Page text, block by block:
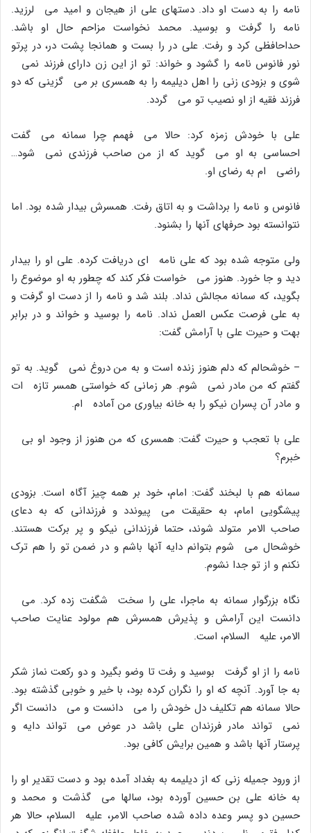
نامه را به دست او داد. دستهاى على از هیجان و امید مى لرزید.
نامه را گرفت و بوسید. محمد نخواست مزاحم حال او باشد.
حداحافظى کرد و رفت. على در را بست و همانجا پشت در، در پرتو
نور فانوس نامه را گشود و خواند: تو از این زن داراى فرزند نمى
شوى و بزودى زنى را اهل دیلیمه را به همسرى بر مى گزینى که دو
فرزند فقیه از او نصیب تو مى گردد.
على با خودش زمزه کرد: حالا مى فهمم چرا سمانه مى گفت
احساسى به او مى گوید که از من صاحب فرزندى نمى شود…
راضى ام به رضاى او.
فانوس و نامه را برداشت و به اتاق رفت. همسرش بیدار شده بود. اما
نتوانسته بود حرفهاى آنها را بشنود.
ولى متوجه شده بود که على نامه اى دریافت کرده. على او را بیدار
دید و جا خورد. هنوز مى خواست فکر کند که چطور به او موضوع را
بگوید، که سمانه مجالش نداد. بلند شد و نامه را از دست او گرفت و
به على فرصت عکس العمل نداد. نامه را بوسید و خواند و در برابر
بهت و حیرت على با آرامش گفت:
– خوشحالم که دلم هنوز زنده است و به من دروغ نمى گوید. به تو
گفتم که من مادر نمى شوم. هر زمانى که خواستى همسر تازه ات
و مادر آن پسران نیکو را به خانه بیاورى من آماده ام.
على با تعجب و حیرت گفت: همسرى که من هنوز از وجود او بى
خبرم؟
سمانه هم با لبخند گفت: امام، خود بر همه چیز آگاه است. بزودى
پیشگویى امام، به حقیقت مى پیوندد و فرزندانى که به دعاى
صاحب الامر متولد شوند، حتما فرزندانى نیکو و پر برکت هستند.
خوشحال مى شوم بتوانم دایه آنها باشم و در ضمن تو را هم ترک
نکنم و از تو جدا نشوم.
نگاه بزرگوار سمانه به ماجرا، على را سخت شگفت زده کرد. مى
دانست این آرامش و پذیرش همسرش هم مولود عنایت صاحب
الامر، علیه السلام، است.
نامه را از او گرفت بوسید و رفت تا وضو بگیرد و دو رکعت نماز شکر
به جا آورد. آنچه که او را نگران کرده بود، با خیر و خوبى گذشته بود.
حالا سمانه هم تکلیف دل خودش را مى دانست و مى دانست اگر
نمى تواند مادر فرزندان على باشد در عوض مى تواند دایه و
پرستار آنها باشد و همین برایش کافى بود.
از ورود جمیله زنى که از دیلیمه به بغداد آمده بود و دست تقدیر او را
به خانه على بن حسین آورده بود، سالها مى گذشت و محمد و
حسین دو پسر وعده داده شده صاحب الامر، علیه السلام، حالا هر